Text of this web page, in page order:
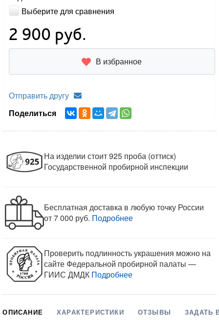
Выберите для сравнения
2 900 руб.
В избранное
Отправить другу
Поделиться
На изделии стоит 925 проба (оттиск)
Государственной пробирной инспекции
Бесплатная доставка в любую точку России
от 7 000 руб. Подробнее
Проверить подлинность украшения можно на
сайте Федеральной пробирной палаты —
ГИИС ДМДК Подробнее
ОПИСАНИЕ ХАРАКТЕРИСТИКИ ОТЗЫВЫ ЗАДАТЬ